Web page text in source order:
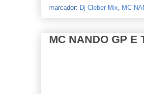
marcador: Dj Cleber Mix, MC
MC NANDO GP E